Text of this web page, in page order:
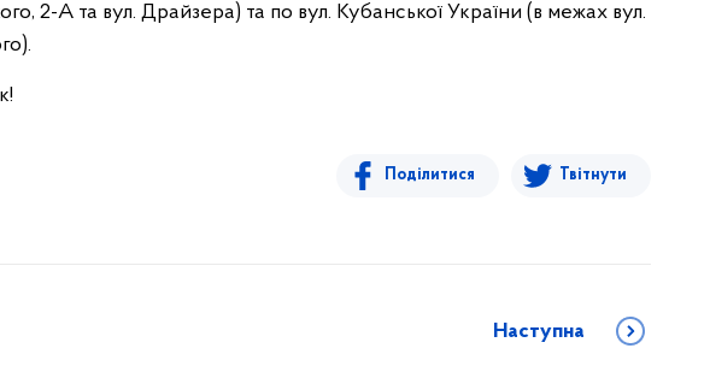
2-А та вул. Драйзера) та по вул. Кубанської України (в межах вул.
Поділитися Твітнути
Наступна